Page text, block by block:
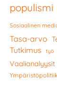
populismi
Sosiaalinen
Tasa-arvo
Tutkimus työ
Vaalianalyysit